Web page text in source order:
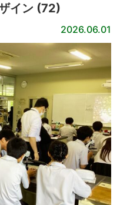
イン (72)
2026.06.01